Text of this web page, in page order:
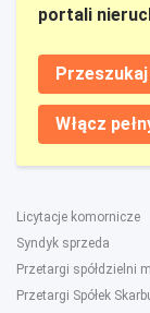
portali
Włącz
Licytacje komornicze
Syndyk sprzeda
Przetargi spółdzielni
Przetargi Spółek